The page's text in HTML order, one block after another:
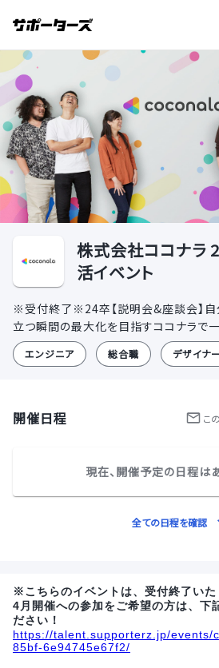
株式会社ココナラ
活イベント
※受付終了※24卒【説明会&座談会】
立つ瞬間の最大化を目指すココナラで
エンジニア 総合職 デザイナー
開催日程 この
現在、開催予定の日程は
全ての日程を確認
※こちらのイベントは、受付終了い
4月開催への参加をご希望の方は、下
ださい！
https://talent.supporterz.jp/events/
85bf-6e94745e67f2/